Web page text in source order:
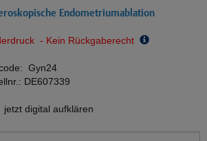
Endometriumablation
- Kein Rückgaberecht
Gyn24
DE607339
jetzt digital aufklären